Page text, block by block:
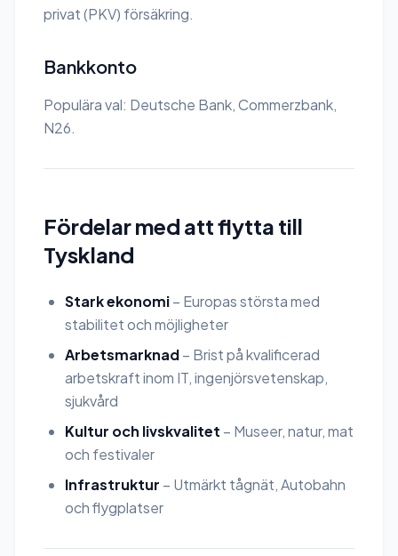
privat (PKV) försäkring.
Bankkonto
Populära val: Deutsche Bank, Commerzbank,
N26.
Fördelar med att flytta till
Tyskland
Stark ekonomi– Europas största med
stabilitet och möjligheter
Arbetsmarknad– Brist på kvalificerad
arbetskraft inom IT, ingenjörsvetenskap,
sjukvård
Kultur och livskvalitet – Museer, natur, mat
och festivaler
Infrastruktur – Utmärkt tågnät, Autobahn
och flygplatser